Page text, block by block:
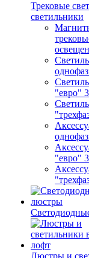
Трековые
светильники
"евро"
"евро"
Люстры и